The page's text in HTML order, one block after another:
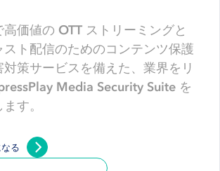
価値の OTT ストリーミングと
スト配信のためのコンテンツ保護
対策サービスを備えた、業界をリ
Media Security Suite を
す。
る